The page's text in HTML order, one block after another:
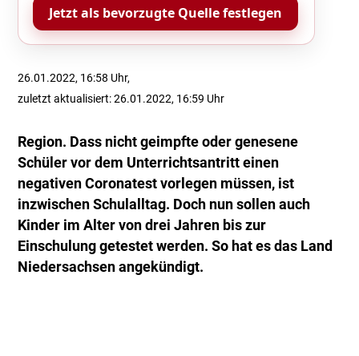
Jetzt als bevorzugte Quelle festlegen
26.01.2022, 16:58 Uhr,
zuletzt aktualisiert: 26.01.2022, 16:59 Uhr
Region. Dass nicht geimpfte oder genesene
Schüler vor dem Unterrichtsantritt einen
negativen Coronatest vorlegen müssen, ist
inzwischen Schulalltag. Doch nun sollen auch
Kinder im Alter von drei Jahren bis zur
Einschulung getestet werden. So hat es das Land
Niedersachsen angekündigt.